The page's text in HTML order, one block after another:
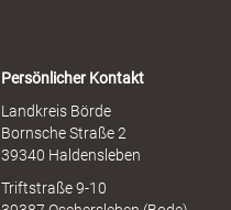
Persönlicher Kontakt
Landkreis Börde
Bornsche Straße 2
39340 Haldensleben
Triftstraße 9-10